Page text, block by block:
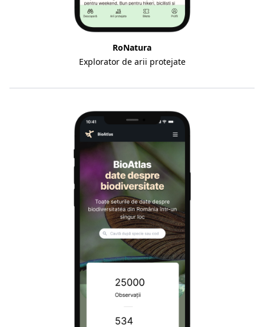
RoNatura
Explorator de arii protejate